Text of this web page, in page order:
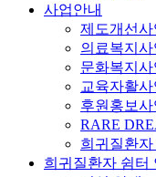
사업안내
제도개선사
의료복지사
문화복지사
교육자활사
후원홍보사
RARE
희귀질환
희귀질환자 쉼터